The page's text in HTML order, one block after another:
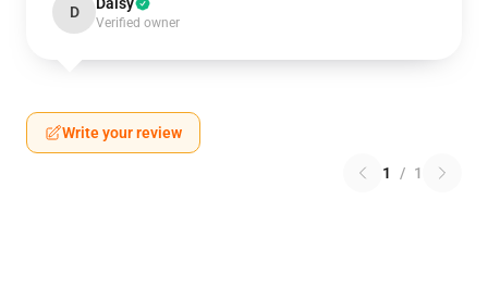
D
Verified owner
Write your review
1 / 1